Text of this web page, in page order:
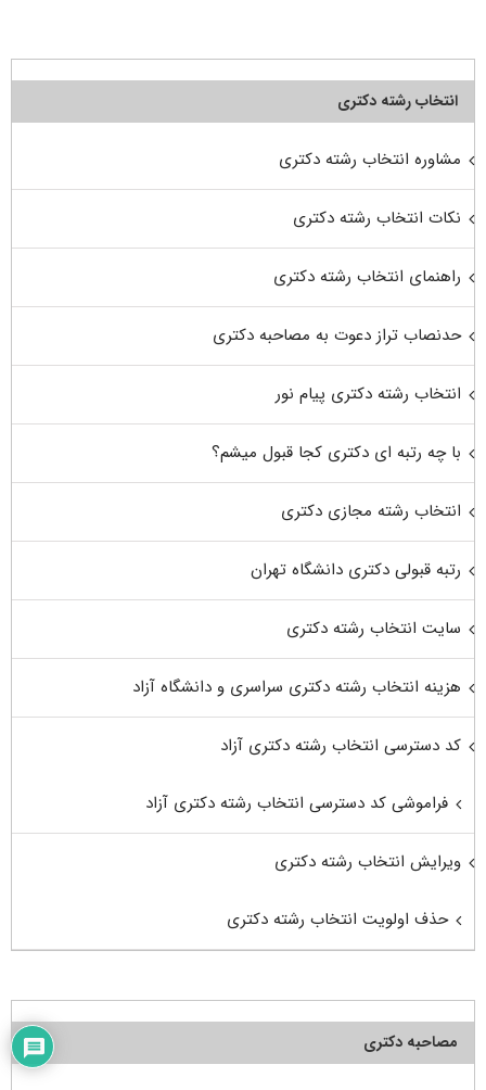
انتخاب رشته دکتری
مشاوره انتخاب رشته دکتری
نکات انتخاب رشته دکتری
راهنمای انتخاب رشته دکتری
حدنصاب تراز دعوت به مصاحبه دکتری
انتخاب رشته دکتری پیام نور
با چه رتبه ای دکتری کجا قبول میشم؟
انتخاب رشته مجازی دکتری
رتبه قبولی دکتری دانشگاه تهران
سایت انتخاب رشته دکتری
هزینه انتخاب رشته دکتری سراسری و دانشگاه آزاد
کد دسترسی انتخاب رشته دکتری آزاد
فراموشی کد دسترسی انتخاب رشته دکتری آزاد
ویرایش انتخاب رشته دکتری
حذف اولویت انتخاب رشته دکتری
مصاحبه دکتری